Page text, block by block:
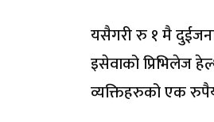
यसैगरी रु १ मै
इसेवाको प्रिभिलेज
व्यक्तिहरुको एक